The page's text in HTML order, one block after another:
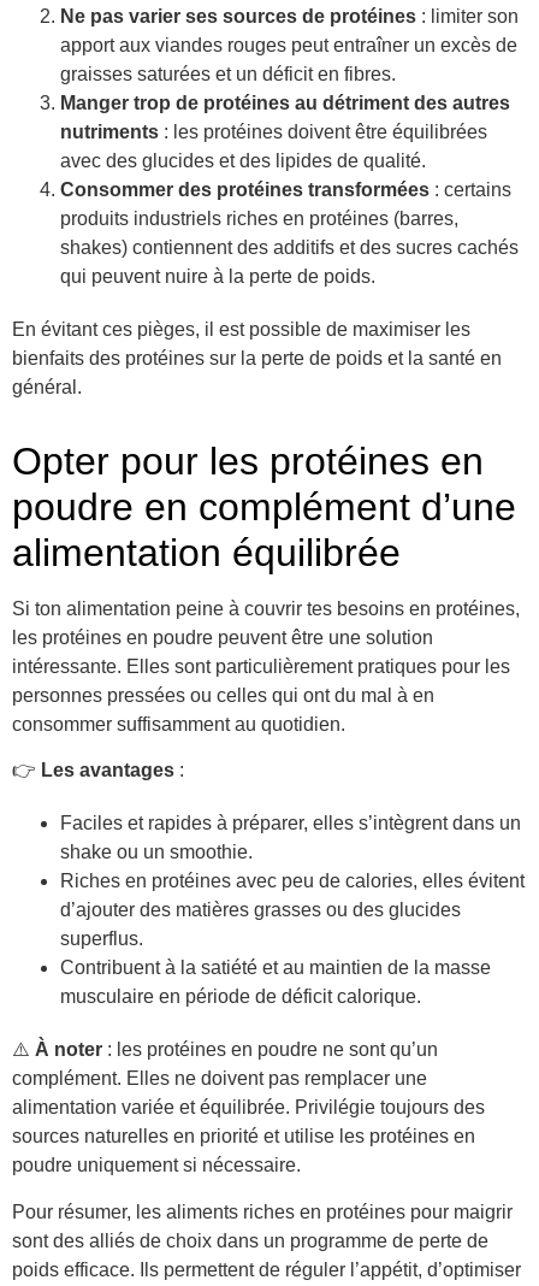
Ne pas varier ses sources de protéines : limiter son
apport aux viandes rouges peut entraîner un excès de
graisses saturées et un déficit en fibres.
Manger trop de protéines au détriment des autres
nutriments : les protéines doivent être équilibrées
avec des glucides et des lipides de qualité.
Consommer des protéines transformées : certains
produits industriels riches en protéines (barres,
shakes) contiennent des additifs et des sucres cachés
qui peuvent nuire à la perte de poids.
En évitant ces pièges, il est possible de maximiser les
bienfaits des protéines sur la perte de poids et la santé en
général.
Opter pour les protéines en
poudre en complément d’une
alimentation équilibrée
Si ton alimentation peine à couvrir tes besoins en protéines,
les protéines en poudre peuvent être une solution
intéressante. Elles sont particulièrement pratiques pour les
personnes pressées ou celles qui ont du mal à en
consommer suffisamment au quotidien.
👉 Les avantages :
Faciles et rapides à préparer, elles s’intègrent dans un
shake ou un smoothie.
Riches en protéines avec peu de calories, elles évitent
d’ajouter des matières grasses ou des glucides
superflus.
Contribuent à la satiété et au maintien de la masse
musculaire en période de déficit calorique.
⚠️ À noter : les protéines en poudre ne sont qu’un
complément. Elles ne doivent pas remplacer une
alimentation variée et équilibrée. Privilégie toujours des
sources naturelles en priorité et utilise les protéines en
poudre uniquement si nécessaire.
Pour résumer, les aliments riches en protéines pour maigrir
sont des alliés de choix dans un programme de perte de
poids efficace. Ils permettent de réguler l’appétit, d’optimiser